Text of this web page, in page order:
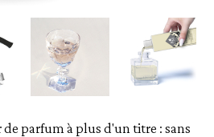
parfum à plus d'un titre : sans